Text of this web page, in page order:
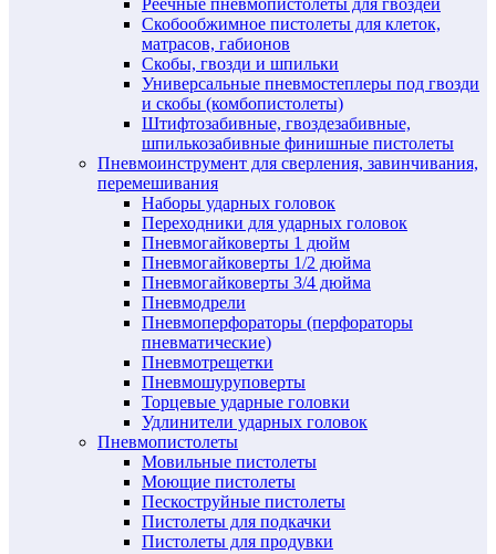
Скобообжимное пистолеты для клеток,
матрасов, габионов
Скобы, гвозди и шпильки
Универсальные пневмостеплеры под гвозди
и скобы (комбопистолеты)
Штифтозабивные, гвоздезабивные,
шпилькозабивные финишные пистолеты
Пневмоинструмент для сверления, завинчивания,
перемешивания
Наборы ударных головок
Переходники для ударных головок
Пневмогайковерты 1 дюйм
Пневмогайковерты 1/2 дюйма
Пневмогайковерты 3/4 дюйма
Пневмодрели
Пневмоперфораторы (перфораторы
пневматические)
Пневмотрещетки
Пневмошуруповерты
Торцевые ударные головки
Удлинители ударных головок
Пневмопистолеты
Мовильные пистолеты
Моющие пистолеты
Пескоструйные пистолеты
Пистолеты для подкачки
Пистолеты для продувки